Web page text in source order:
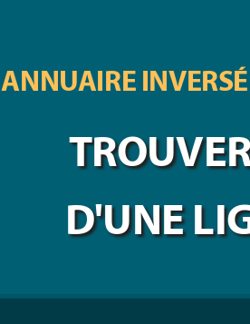
ANNUAIRE
D'UNE